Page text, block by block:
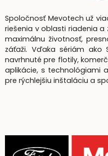
Spoločnosť Mevotech už
riešenia v oblasti riadenia a
maximálnu životnosť,
záťaži. Vďaka sériám ako
navrhnuté pre flotily,
aplikácie, s technológiami
pre rýchlejšiu inštaláciu a